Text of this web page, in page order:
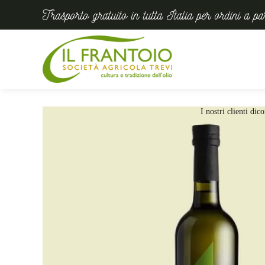
Trasporto gratuito in tutta Italia per ordini a